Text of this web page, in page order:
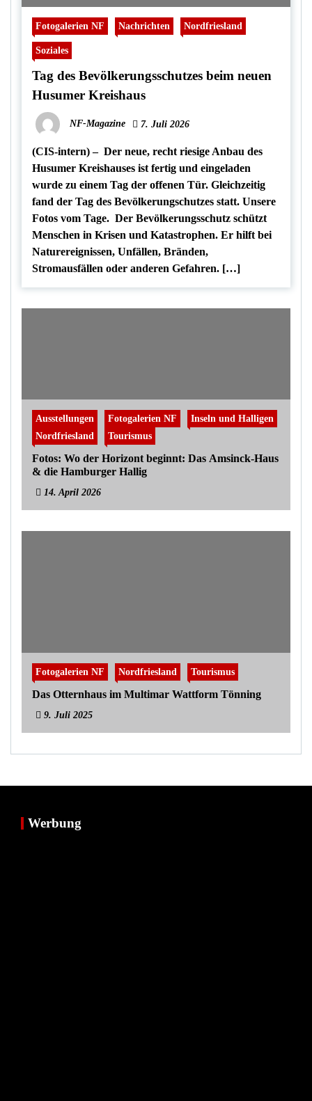
Fotogalerien NF Nachrichten Nordfriesland
Soziales
Tag des Bevölkerungsschutzes beim neuen
Husumer Kreishaus
NF-Magazine 7. Juli 2026
(CIS-intern) – Der neue, recht riesige Anbau des
Husumer Kreishauses ist fertig und eingeladen
wurde zu einem Tag der offenen Tür. Gleichzeitig
fand der Tag des Bevölkerungschutzes statt. Unsere
Fotos vom Tage. Der Bevölkerungsschutz schützt
Menschen in Krisen und Katastrophen. Er hilft bei
Naturereignissen, Unfällen, Bränden,
Stromausfällen oder anderen Gefahren. […]
Ausstellungen Fotogalerien NF
Inseln und Halligen
Nordfriesland
Tourismus
Fotos: Wo der Horizont beginnt: Das Amsinck-Haus
& die Hamburger Hallig
14. April 2026
Fotogalerien NF Nordfriesland Tourismus
Das Otternhaus im Multimar Wattform Tönning
9. Juli 2025
Werbung